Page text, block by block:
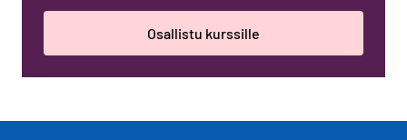
Osallistu kurssille